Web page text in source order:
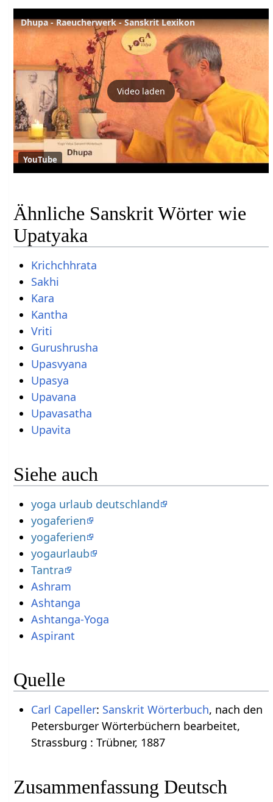
Dhupa - Raeucherwerk - Sanskrit Lexikon
Video laden
YouTube
Ähnliche Sanskrit Wörter wie
Upatyaka
Krichchhrata
Sakhi
Kara
Kantha
Vriti
Gurushrusha
Upasvyana
Upasya
Upavana
Upavasatha
Upavita
Siehe auch
yoga urlaub deutschland
yogaferien
yogaferien
yogaurlaub
Tantra
Ashram
Ashtanga
Ashtanga-Yoga
Aspirant
Quelle
Carl Capeller: Sanskrit Wörterbuch, nach den
Petersburger Wörterbüchern bearbeitet,
Strassburg : Trübner, 1887
Zusammenfassung Deutsch